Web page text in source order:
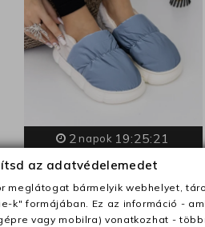
2 napok 19:25:20
36-3740-41
Papucs háziasszony A-623 Kék
| Fashion
az adatvédelemedet
meglátogat bármelyik webhelyet,
k" formájában. Ez az információ -
vagy mobilra) vonatkozhat -